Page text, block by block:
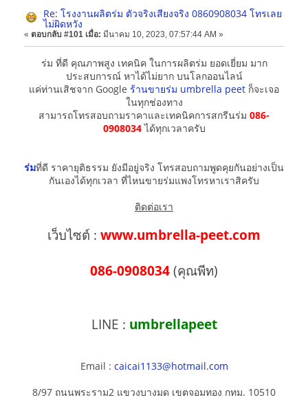
Re: โรงงานผลิตร่ม ตัวจริงเสียงจริง 0860908034 โทรเลย
ไม่ผิดหวัง
« ตอบกลับ #101 เมื่อ: มีนาคม 10, 2023, 07:57:44 AM »
ร่ม ที่ดี คุณภาพสูง เทคนิค ในการผลิตร่ม ยอดเยี่ยม มาก
ประสบการณ์ หาได้ไม่ยาก บนโลกออนไลน์
แค่ท่านเสิชจาก Google ร้านขายร่ม umbrella peet ก็จะเจอ
ในทุกช่องทาง
สามารถโทรสอบถามราคาและเทคนิคการสกรีนร่ม 086-
0908034ได้ทุกเวลาครับ
ร่มที่ดี ราคายุติธรรม ยังมีอยู่จริง โทรสอบถามพูดคุยกันอย่างเป็น
กันเองได้ทุกเวลา ที่ไหนขายร่มแพงโทรหาเราสิครับ
ติดต่อเรา
เว็บไซต์ : www.umbrella-peet.com
086-0908034 (คุณพีท)
LINE : umbrellapeet
Email : caicai1133@hotmail.com
8/97 ถนนพระราม2 แขวงบางมด เขตจอมทอง กทม. 10510